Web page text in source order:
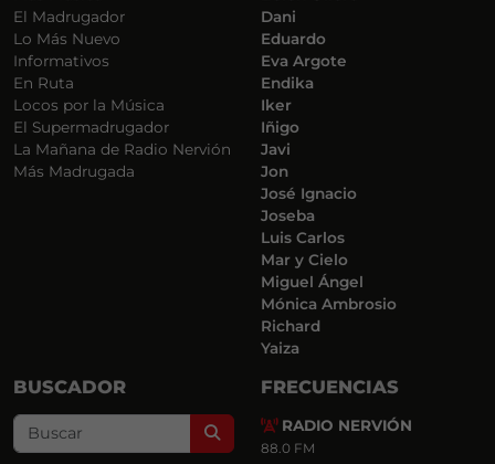
El Madrugador
Lo Más Nuevo
Informativos
En Ruta
Locos por la Música
El Supermadrugador
La Mañana de Radio Nervión
Más Madrugada
Dani
Eduardo
Eva Argote
Endika
Iker
Iñigo
Javi
Jon
José Ignacio
Joseba
Luis Carlos
Mar y Cielo
Miguel Ángel
Mónica Ambrosio
Richard
Yaiza
BUSCADOR
Search
FRECUENCIAS
RADIO NERVIÓN
88.0 FM